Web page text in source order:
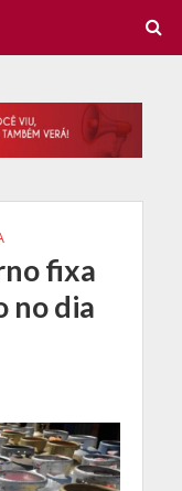
fixa
no dia